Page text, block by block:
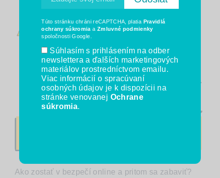
Túto stránku chráni reCAPTCHA, platia Pravidlá
ochrany súkromia a Zmluvné podmienky
spoločnosti Google.
Súhlasím s prihlásením na odber
newslettera a ďalších marketingových
materiálov prostredníctvom emailu.
Viac informácií o spracúvaní
osobných údajov je k dispozícii na
stránke venovanej Ochrane
súkromia.
Ako zostať v bezpečí online a pritom sa zabaviť?